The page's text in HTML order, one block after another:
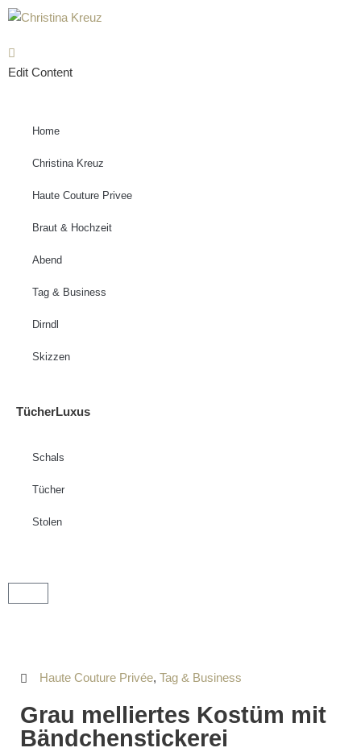
Edit Content
Home
Christina Kreuz
Haute Couture Privee
Braut & Hochzeit
Abend
Tag & Business
Dirndl
Skizzen
TücherLuxus
Schals
Tücher
Stolen
Haute Couture Privée, Tag & Business
Grau melliertes Kostüm mit
Bändchenstickerei